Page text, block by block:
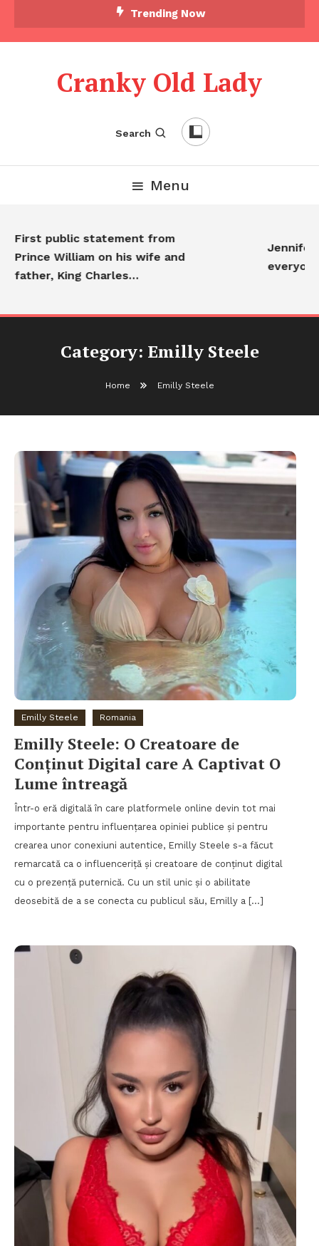
Trending Now
Cranky Old Lady
Search
Menu
First public statement from
Prince William on his wife and
father, King Charles…
Jennifer
everyone…
Category: Emilly Steele
Home Emilly Steele
Emilly Steele Romania
Emilly Steele: O Creatoare de
Conținut Digital care A Captivat O
Lume întreagă
Într-o eră digitală în care platformele online devin tot mai
importante pentru influențarea opiniei publice și pentru
crearea unor conexiuni autentice, Emilly Steele s-a făcut
remarcată ca o influenceriță și creatoare de conținut digital
cu o prezență puternică. Cu un stil unic și o abilitate
deosebită de a se conecta cu publicul său, Emilly a […]